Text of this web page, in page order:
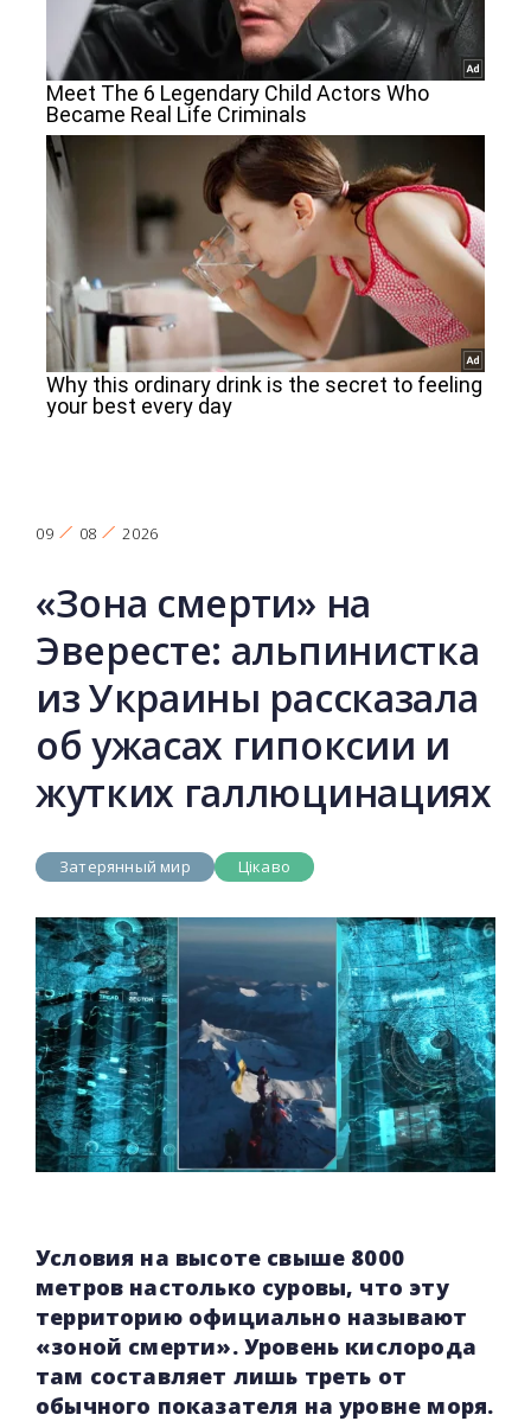
09 08 2026
«Зона смерти» на
Эвересте: альпинистка
из Украины рассказала
об ужасах гипоксии и
жутких галлюцинациях
Затерянный мир Цікаво
Условия на высоте свыше 8000
метров настолько суровы, что эту
территорию официально называют
«зоной смерти». Уровень кислорода
там составляет лишь треть от
обычного показателя на уровне моря.